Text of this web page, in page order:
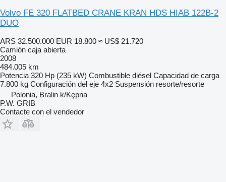
Volvo FE 320 FLATBED CRANE KRAN HDS HIAB 122B-2
DUO
ARS 32.500.000 EUR 18.800 ≈ US$ 21.720
Camión caja abierta
2008
484.005 km
Potencia 320 Hp (235 kW) Combustible diésel Capacidad de carga
7.800 kg Configuración del eje 4x2 Suspensión resorte/resorte
Polonia, Bralin k/Kępna
P.W. GRIB
Contacte con el vendedor